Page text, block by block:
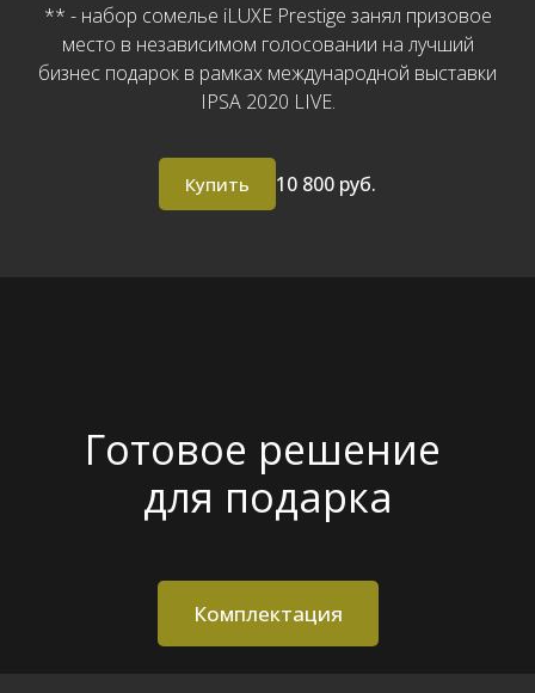
** - набор сомелье iLUXE Prestige занял призовое
место в независимом голосовании на лучший
бизнес подарок в рамках международной выставки
IPSA 2020 LIVE.
Купить 10 800 руб.
Готовое решение
для подарка
Комплектация